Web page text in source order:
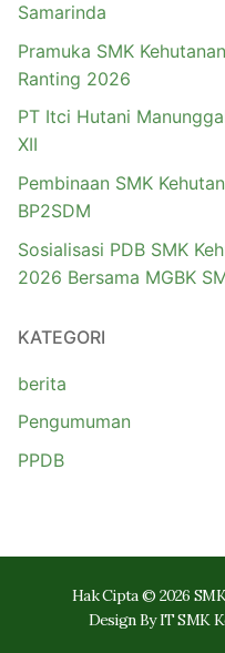
Samarinda
Pramuka SMK
Ranting 2026
PT Itci Hutani
XII
Pembinaan SMK
BP2SDM
Sosialisasi PDB SMK
2026 Bersama MGBK
KATEGORI
berita
Pengumuman
PPDB
Hak Cipta © 2026
Design By IT SMK